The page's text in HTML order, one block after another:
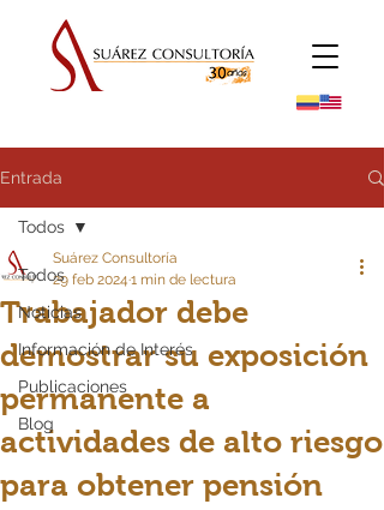
Entrada
Todos
Noticias
Información de Interés
Publicaciones
Blog
Todos
Trabajador debe
demostrar su exposición
permanente a
actividades de alto riesgo
para obtener pensión
Suárez Consultoría
29 feb 2024 1 min de lectura